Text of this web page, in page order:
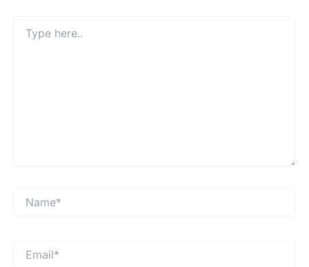
here..